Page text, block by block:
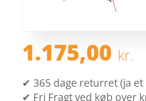
1.175,00 kr.
✔ 365 dage returret (ja et
✔ Fri Fragt ved køb over